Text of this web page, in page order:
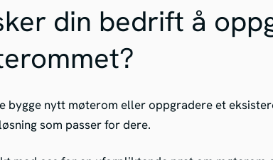
din bedrift å
bygge nytt møterom eller oppgradere et
som passer for dere.